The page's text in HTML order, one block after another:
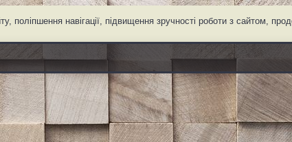
поліпшення навігації, підвищення зручності роботи з сайтом,